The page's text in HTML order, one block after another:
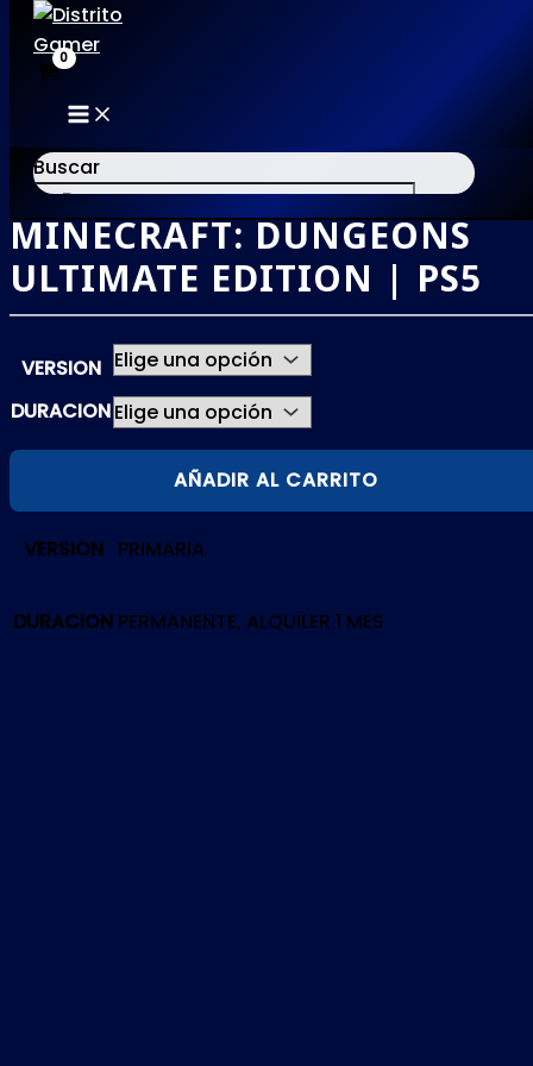
al
contenido
MAIN
MENU
Buscar
×
MINECRAFT: DUNGEONS
ULTIMATE EDITION | PS5
VERSION
DURACION
MINECRAFT:
EDITION
PS5
AÑADIR AL CARRITO
VERSION PRIMARIA
DURACION PERMANENTE, ALQUILER 1 MES